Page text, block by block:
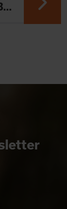
TRAIL-O: MARCELLO LAMBERTINI E' ARGENTO EUROPEO IN POLONIA